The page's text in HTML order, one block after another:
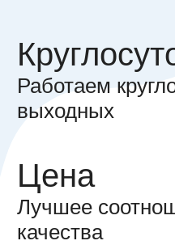
Работаем
выходных
Цена
Лучшее
качества